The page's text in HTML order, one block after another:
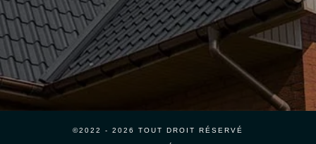
©2022 - 2026 TOUT DROIT RÉSERVÉ